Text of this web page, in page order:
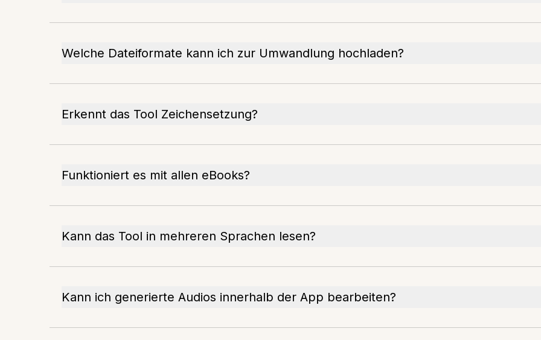
Welche Dateiformate kann ich zur Umwandlung hochladen?
Erkennt das Tool Zeichensetzung?
Funktioniert es mit allen eBooks?
Kann das Tool in mehreren Sprachen lesen?
Kann ich generierte Audios innerhalb der App bearbeiten?